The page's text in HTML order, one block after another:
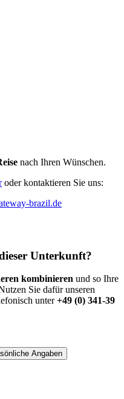
nach Ihren Wünschen.
oder kontaktieren Sie uns:
brazil.de
Unterkunft?
kombinieren und so Ihre
Sie dafür unseren
unter+49 (0) 341-39
Angaben